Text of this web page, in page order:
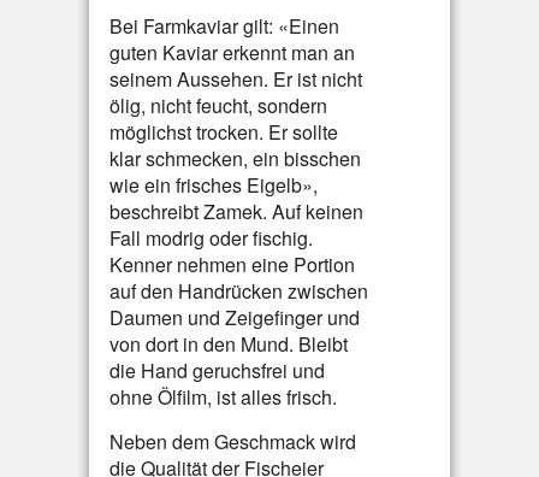
Bei Farmkaviar gilt: «Einen
guten Kaviar erkennt man an
seinem Aussehen. Er ist nicht
ölig, nicht feucht, sondern
möglichst trocken. Er sollte
klar schmecken, ein bisschen
wie ein frisches Eigelb»,
beschreibt Zamek. Auf keinen
Fall modrig oder fischig.
Kenner nehmen eine Portion
auf den Handrücken zwischen
Daumen und Zeigefinger und
von dort in den Mund. Bleibt
die Hand geruchsfrei und
ohne Ölfilm, ist alles frisch.
Neben dem Geschmack wird
die Qualität der Fischeier